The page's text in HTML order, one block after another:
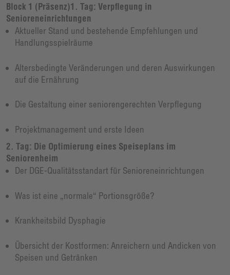
Block 1 (Präsenz)1. Tag: Verpflegung in
Senioreneinrichtungen
Aktueller Stand und bestehende Empfehlungen und
Handlungsspielräume
Altersbedingte Veränderungen und deren Auswirkungen
auf die Ernährung
Die Gestaltung einer seniorengerechten Verpflegung
Projektmanagement und erste Ideen
2. Tag: Die Optimierung eines Speiseplans im
Seniorenheim
Der DGE-Qualitätsstandart für Senioreneinrichtungen
Was ist eine „normale“ Portionsgröße?
Krankheitsbild Dysphagie
Übersicht der Kostformen: Anreichern und Andicken von
Speisen und Getränken